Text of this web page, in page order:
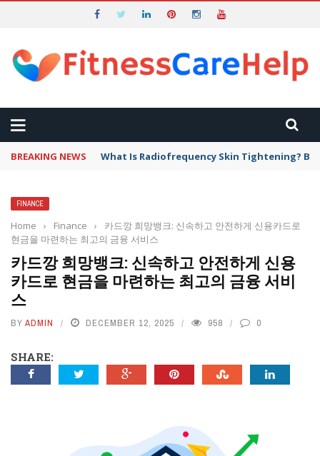
BREAKING NEWS What Is Radiofrequency Skin Tightening?
FINANCE
Home › Finance ›
카드깡 희망뱅크: 신속하고 안전하게 신용카드로
현금을 마련하는 최고의 금융 서비스
카드깡 희망뱅크: 신속하고 안전하게 신용
카드로 현금을 마련하는 최고의 금융 서비
스
BY ADMIN DECEMBER 12, 2025 958 0
SHARE: